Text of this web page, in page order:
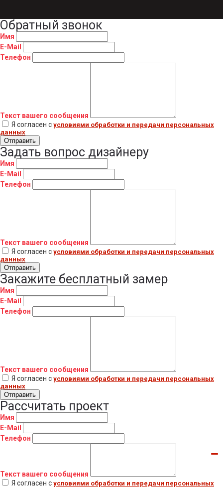
Обратный звонок
Имя
E-Mail
Телефон
Текст вашего сообщения
Я согласен с условиями обработки и передачи персональных
данных
Отправить
Задать вопрос дизайнеру
Имя
E-Mail
Телефон
Текст вашего сообщения
Я согласен с условиями обработки и передачи персональных
данных
Отправить
Закажите бесплатный замер
Имя
E-Mail
Телефон
Текст вашего сообщения
Я согласен с условиями обработки и передачи персональных
данных
Отправить
Рассчитать проект
Имя
E-Mail
Телефон
Текст вашего сообщения
Я согласен с условиями обработки и передачи персональных